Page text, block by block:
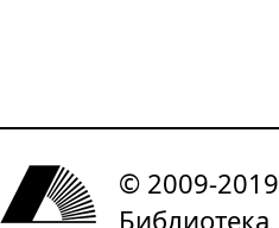
© 2009-2019
Библиотека